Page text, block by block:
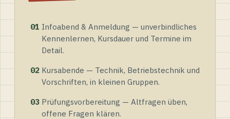
01 Infoabend & Anmeldung — unverbindliches
Kennenlernen, Kursdauer und Termine im
Detail.
02 Kursabende — Technik, Betriebstechnik und
Vorschriften, in kleinen Gruppen.
03 Prüfungsvorbereitung — Altfragen üben,
offene Fragen klären.